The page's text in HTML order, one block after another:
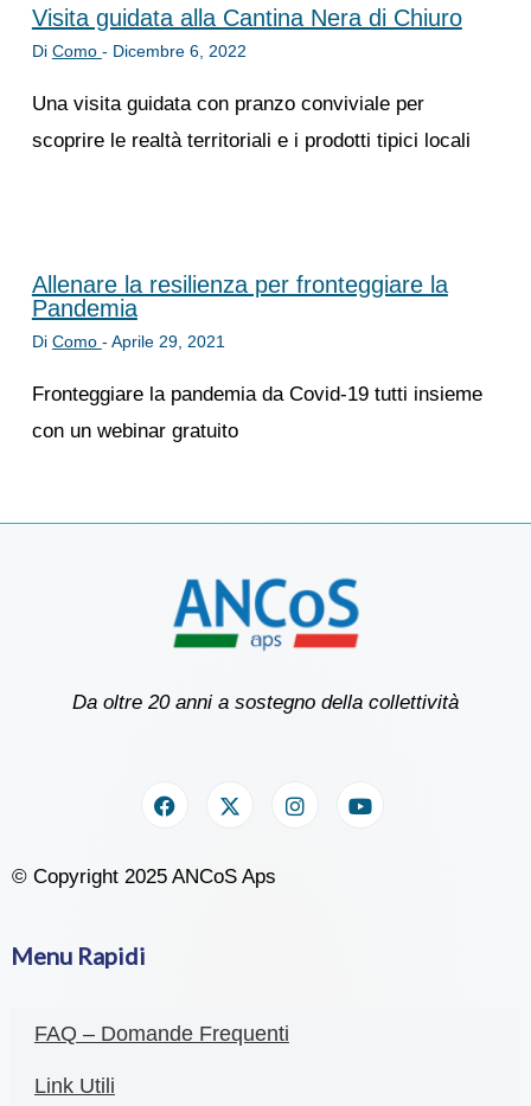
Visita guidata alla Cantina Nera di Chiuro
Di Como - Dicembre 6, 2022
Una visita guidata con pranzo conviviale per
scoprire le realtà territoriali e i prodotti tipici locali
Allenare la resilienza per fronteggiare la
Pandemia
Di Como - Aprile 29, 2021
Fronteggiare la pandemia da Covid-19 tutti insieme
con un webinar gratuito
Da oltre 20 anni a sostegno della collettività
© Copyright 2025 ANCoS Aps
Menu Rapidi
FAQ – Domande Frequenti
Link Utili